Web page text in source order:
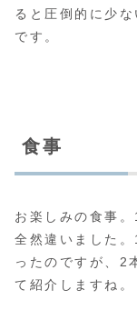
ると圧倒的に少
です。
食事
お楽しみの食事
全然違いました
ったのですが、2
て紹介しますね。